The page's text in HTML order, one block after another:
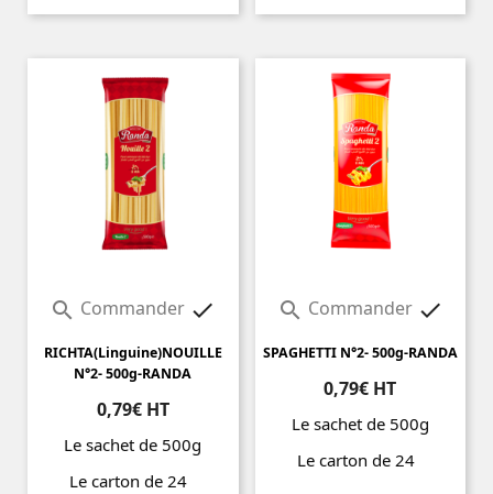
Prix
 Commander 
RICHTA(Linguine)NOUILLE
N°2- 500g-RANDA
0,79€ HT
Le sachet de 500g
Le carton de 24
 Commander 
SPAGHETTI N°2- 500g-RANDA
0,79€ HT
Le sachet de 500g
Le carton de 24